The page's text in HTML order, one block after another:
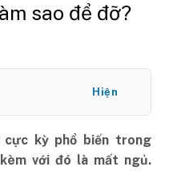
sao để đỡ?
Hiện
cực kỳ phổ biến trong
với đó là mất ngủ.